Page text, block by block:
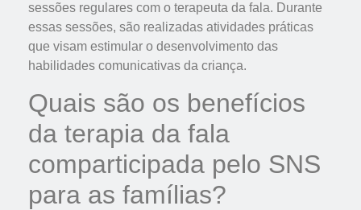
sessões regulares com o terapeuta da fala. Durante
essas sessões, são realizadas atividades práticas
que visam estimular o desenvolvimento das
habilidades comunicativas da criança.
Quais são os benefícios
da terapia da fala
comparticipada pelo SNS
para as famílias?